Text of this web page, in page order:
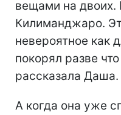
вещами на двоих.
Килиманджаро.
невероятное как
покорял разве
рассказала Даша.
А когда она уже